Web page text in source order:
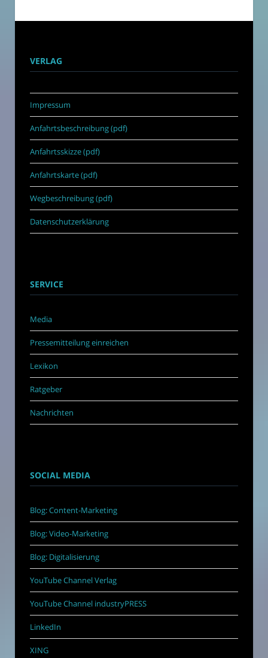
VERLAG
Impressum
Anfahrtsbeschreibung (pdf)
Anfahrtsskizze (pdf)
Anfahrtskarte (pdf)
Wegbeschreibung (pdf)
Datenschutzerklärung
SERVICE
Media
Pressemitteilung einreichen
Lexikon
Ratgeber
Nachrichten
SOCIAL MEDIA
Blog: Content-Marketing
Blog: Video-Marketing
Blog: Digitalisierung
YouTube Channel Verlag
YouTube Channel industryPRESS
LinkedIn
XING